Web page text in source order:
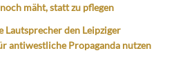
mäht, statt zu pflegen
Lautsprecher den Leipziger
antiwestliche Propaganda nutzen